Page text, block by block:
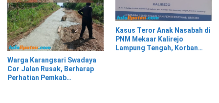
Warga Karangsari Swadaya
Cor Jalan Rusak, Berharap
Perhatian Pemkab
Kasus Teror Anak Nasabah di
PNM Mekaar Kalirejo
Lampung Tengah, Korban